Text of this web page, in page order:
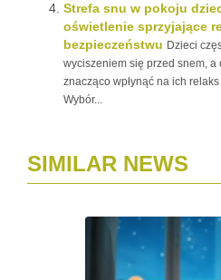
Strefa snu w pokoju
oświetlenie sprzyjające
bezpieczeństwu Dzieci
wyciszeniem się przed snem,
znacząco wpłynąć na ich
Wybór...
SIMILAR NEWS